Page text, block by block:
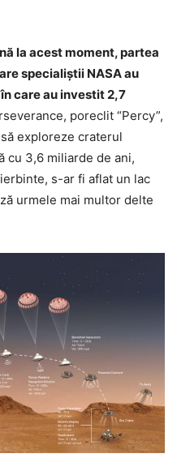
la acest moment, partea
specialiştii NASA au
care au investit 2,7
poreclit “Percy”,
exploreze craterul
cu 3,6 miliarde de ani,
s-ar fi aflat un lac
urmele mai multor delte